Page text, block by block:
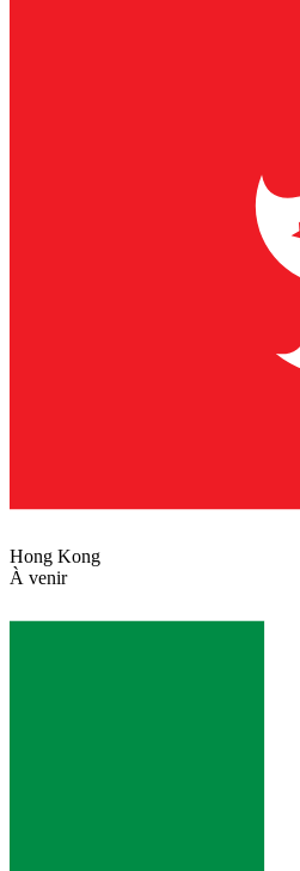
Hong Kong
À venir